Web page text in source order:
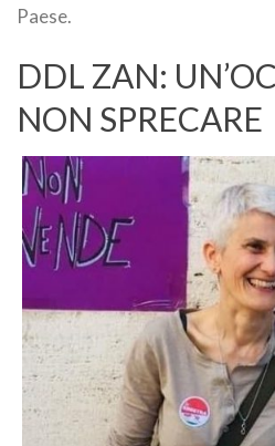
Paese.
DDL ZAN:
NON SPRECARE